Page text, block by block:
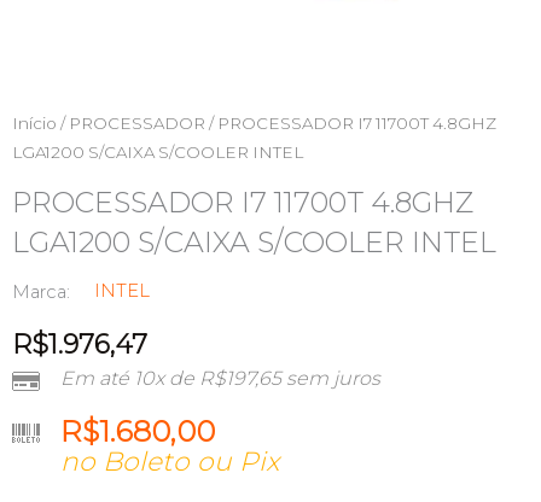
Início / PROCESSADOR / PROCESSADOR I7 11700T 4.8GHZ
LGA1200 S/CAIXA S/COOLER INTEL
PROCESSADOR I7 11700T 4.8GHZ
LGA1200 S/CAIXA S/COOLER INTEL
Marca: INTEL
R$1.976,47
Em até 10x de R$197,65sem juros
R$1.680,00
no Boleto ou Pix